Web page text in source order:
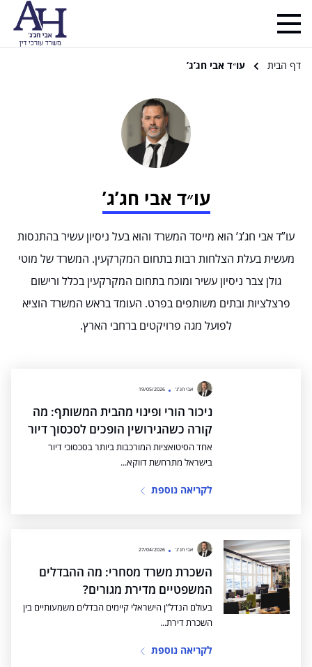
דף הבית עו״ד אבי חג’ג’
עו״ד אבי חג’ג’
עו”ד אבי חג’ג’ הוא מייסד המשרד והוא בעל ניסיון עשיר בהתנסות
מעשית בעלת הצלחות רבות בתחום המקרקעין. המשרד של מוטי
גולן צבר ניסיון עשיר ומוכח בתחום המקרקעין בכלל ורישום
פרצלציות ובתים משותפים בפרט. העומד בראש המשרד הוציא
לפועל מגה פרויקטים ברחבי הארץ.
אבי חג'ג' 19/05/2026
ניכור הורי ופינוי מהבית המשותף: מה
קורה כשהגירושין הופכים לסכסוך דיור
אחד הסיטואציות המורכבות ביותר בסכסוכי דיור
בישראל מתרחשת דווקא...
לקריאה נוספת
אבי חג'ג' 27/04/2026
השכרת משרד מסחרי: מה ההבדלים
המשפטיים מדירת מגורים?
בעולם הנדל”ן הישראלי קיימים הבדלים משמעותיים בין
השכרת דירת...
לקריאה נוספת